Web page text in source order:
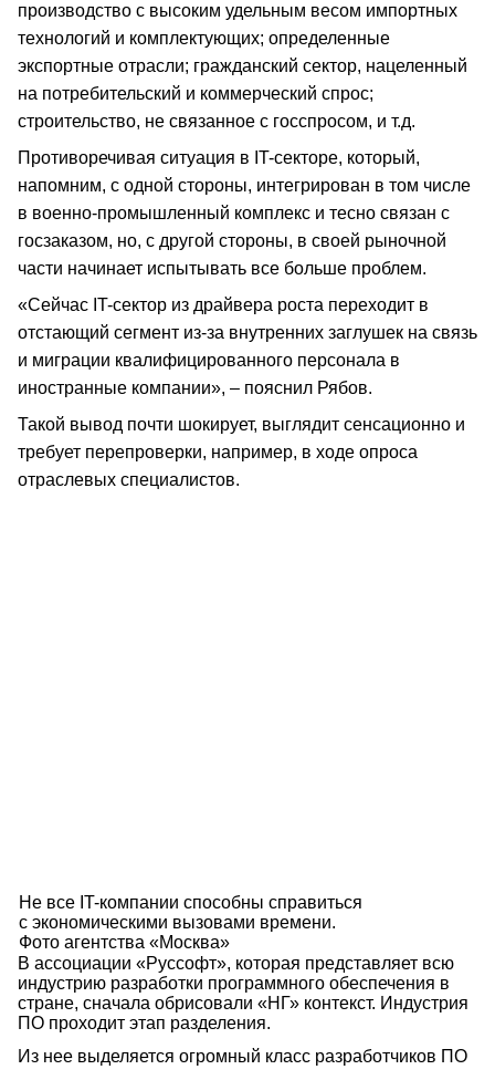
производство с высоким удельным весом импортных
технологий и комплектующих; определенные
экспортные отрасли; гражданский сектор, нацеленный
на потребительский и коммерческий спрос;
строительство, не связанное с госспросом, и т.д.
Противоречивая ситуация в IT-секторе, который,
напомним, с одной стороны, интегрирован в том числе
в военно-промышленный комплекс и тесно связан с
госзаказом, но, с другой стороны, в своей рыночной
части начинает испытывать все больше проблем.
«Сейчас IT-сектор из драйвера роста переходит в
отстающий сегмент из-за внутренних заглушек на связь
и миграции квалифицированного персонала в
иностранные компании», – пояснил Рябов.
Такой вывод почти шокирует, выглядит сенсационно и
требует перепроверки, например, в ходе опроса
отраслевых специалистов.
Не все IT-компании способны справиться
с экономическими вызовами времени.
Фото агентства «Москва»
В ассоциации «Руссофт», которая представляет всю
индустрию разработки программного обеспечения в
стране, сначала обрисовали «НГ» контекст. Индустрия
ПО проходит этап разделения.
Из нее выделяется огромный класс разработчиков ПО